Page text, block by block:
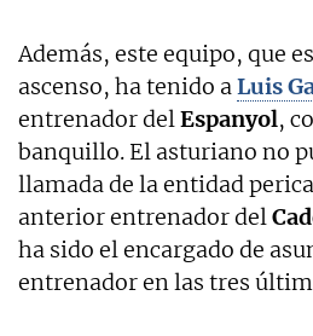
Además, este equipo, que
ascenso, ha tenido aLuis
entrenador delEspanyol,
banquillo. El asturiano no
llamada de la entidad
anterior entrenador del
ha sido el encargado de
entrenador en las tres